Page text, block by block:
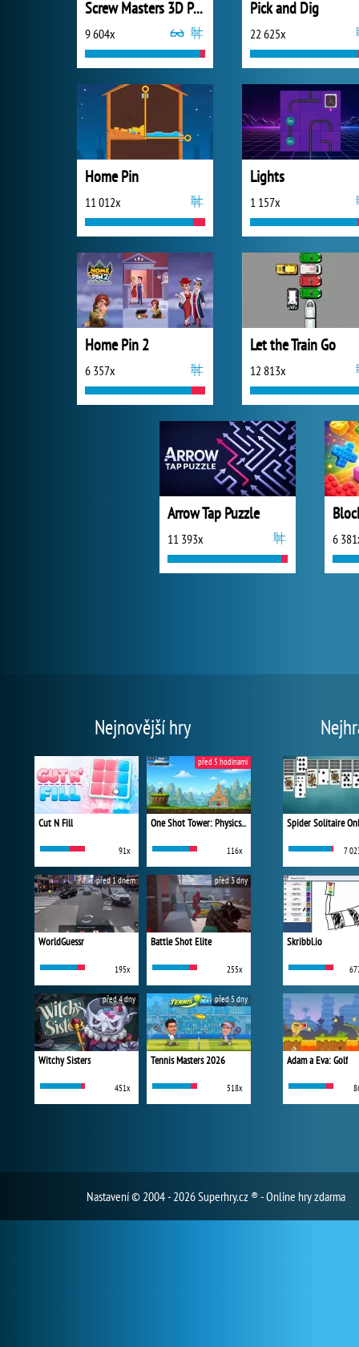
Screw Masters 3D Puzzle
9 604x
Pick and Dig
22 625x
Home Pin
11 012x
Lights
1 157x
Home Pin 2
6 357x
Let the Train Go
12 813x
Arrow Tap Puzzle
11 393x 6
Nejnovější hry
Cut N Fill
91x
One Shot Tower: Physics Destroyer
116x
před 5 hodinami
WorldGuessr
195x
před 1 dnem
Battle Shot Elite
255x
před 3 dny
Witchy Sisters
451x
před 4 dny
Tennis Masters 2026
518x
před 5 dny
Spider Solitaire
7
Skribbl.io
Adam a Eva: Golf
Nastavení© 2004 - 2026 Superhry.cz ® - Online hry zdarma